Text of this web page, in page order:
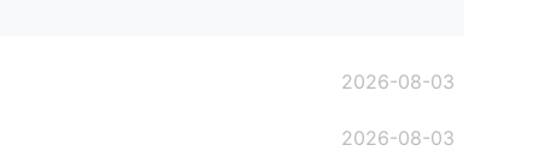
2026-08-03
2026-08-03